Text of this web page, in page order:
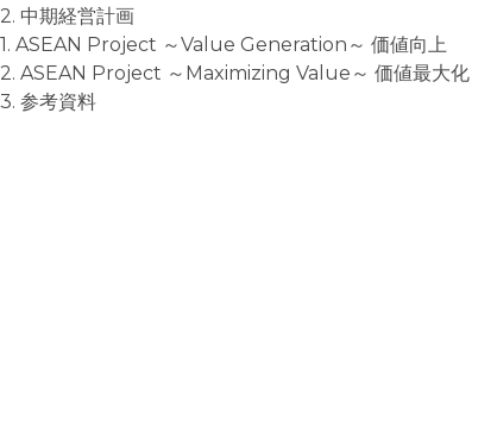
2. 中期経営計画
1. ASEAN Project ～Value Generation～ 価値向上
2. ASEAN Project ～Maximizing Value～ 価値最大化
3. 参考資料